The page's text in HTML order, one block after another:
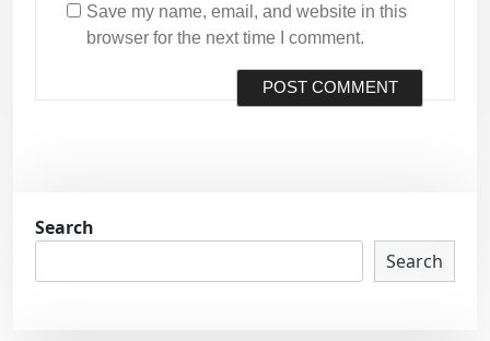
Save my name, email, and website in this
browser for the next time I comment.
Search
Search